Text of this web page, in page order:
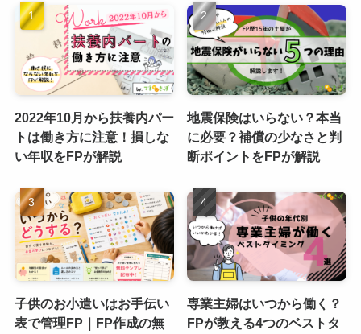
2022年10月から扶養内パー
トは働き方に注意！損しな
い年収をFPが解説
地震保険はいらない？本当
に必要？補償の少なさと判
断ポイントをFPが解説
子供のお小遣いはお手伝い
表で管理FP｜FP作成の無
専業主婦はいつから働く？
FPが教える4つのベストタ